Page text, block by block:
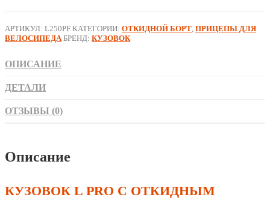
АРТИКУЛ: L250PF КАТЕГОРИИ: ОТКИДНОЙ БОРТ, ПРИЦЕПЫ ДЛЯ
ВЕЛОСИПЕДА БРЕНД: КУЗОВОК
ОПИСАНИЕ
ДЕТАЛИ
ОТЗЫВЫ (0)
Описание
КУЗОВОК L PRO С ОТКИДНЫМ